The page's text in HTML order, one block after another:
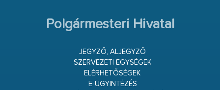
Polgármesteri Hivatal
JEGYZŐ, ALJEGYZŐ
SZERVEZETI EGYSÉGEK
ELÉRHETŐSÉGEK
E-ÜGYINTÉZÉS